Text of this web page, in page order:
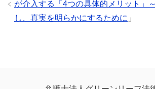
が介入する「4つの具体的メリット」
し、真実を明らかにするために 」